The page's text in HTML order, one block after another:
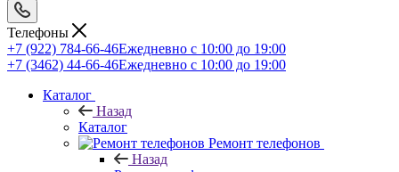
Телефоны
+7 (922) 784-66-46Ежедневно с 10:00 до 19:00
+7 (3462) 44-66-46Ежедневно с 10:00 до 19:00
Каталог
Назад
Каталог
Ремонт телефонов
Назад